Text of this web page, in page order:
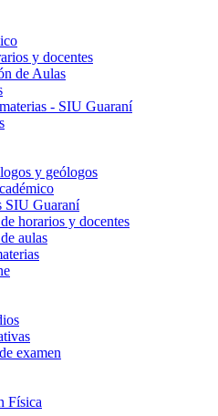
y docentes
de Aulas
- SIU Guaraní
y geólogos
SIU Guaraní
horarios y docentes
aulas
examen
Física